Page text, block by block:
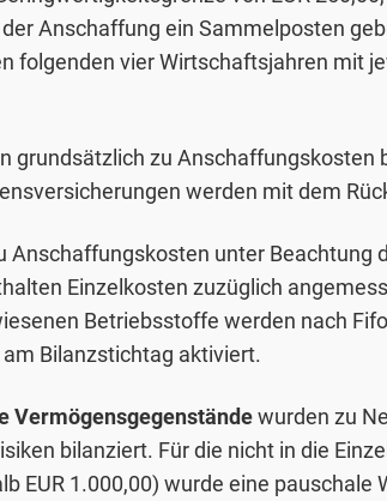
Anschaffung ein Sammelposten
folgenden vier Wirtschaftsjahren mit
grundsätzlich zu Anschaffungskosten
werden mit dem
Anschaffungskosten unter Beachtung
Einzelkosten zuzüglich
Betriebsstoffe werden nach
Bilanzstichtag aktiviert.
Vermögensgegenständewurden zu
bilanziert. Für die nicht in die
EUR 1.000,00) wurde eine